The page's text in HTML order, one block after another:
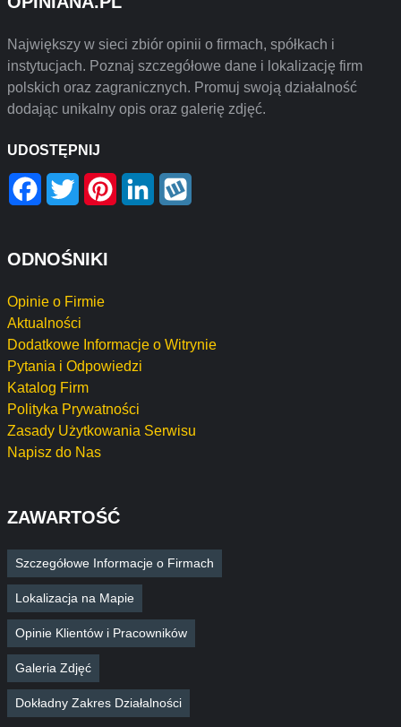
Największy w sieci zbiór opinii o firmach, spółkach i
instytucjach. Poznaj szczegółowe dane i lokalizację firm
polskich oraz zagranicznych. Promuj swoją działalność
dodając unikalny opis oraz galerię zdjęć.
UDOSTĘPNIJ
Facebook
Twitter PinterestLinkedIn
ODNOŚNIKI
Opinie o Firmie
Aktualności
Dodatkowe Informacje o Witrynie
Pytania i Odpowiedzi
Katalog Firm
Polityka Prywatności
Zasady Użytkowania Serwisu
Napisz do Nas
ZAWARTOŚĆ
Szczegółowe Informacje o Firmach
Lokalizacja na Mapie
Opinie Klientów i Pracowników
Galeria Zdjęć
Dokładny Zakres Działalności